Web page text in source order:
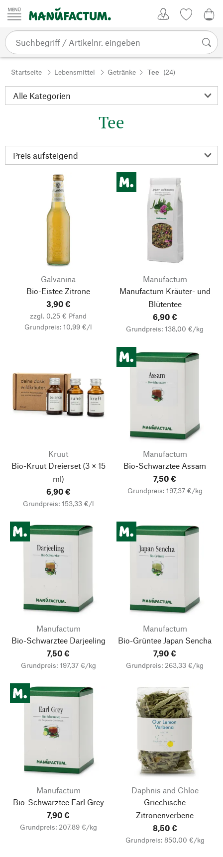
Zum Inhalt springen
Startseite Lebensmittel Getränke Tee (24)
Tee
Galvanina
Bio-Eistee Zitrone
3,90 €
zzgl. 0,25 € Pfand
Grundpreis: 10,99 €/l
Manufactum
Manufactum Kräuter- und
Blütentee
6,90 €
Grundpreis: 138,00 €/kg
Kruut
Bio-Kruut Dreierset(3 × 15
ml)
6,90 €
Grundpreis: 153,33 €/l
Manufactum
Bio-Schwarztee Assam
7,50 €
Grundpreis: 197,37 €/kg
Manufactum
Bio-Schwarztee Darjeeling
7,50 €
Grundpreis: 197,37 €/kg
Manufactum
Bio-Grüntee Japan Sencha
7,90 €
Grundpreis: 263,33 €/kg
Manufactum
Bio-Schwarztee Earl Grey
7,90 €
Grundpreis: 207,89 €/kg
Daphnis and Chloe
Griechische
Zitronenverbene
8,50 €
Grundpreis: 850,00 €/kg